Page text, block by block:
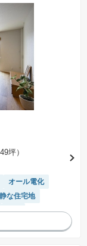
坪）
オール電化
な住宅地
WIC
m以上